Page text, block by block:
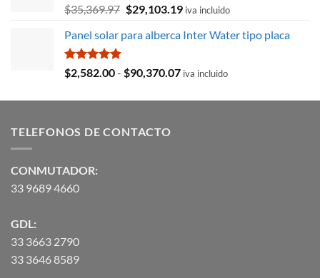
$35,369.97 El
original
$35,369.97.
$29,103.19El
actual
$29,103.19.
iva incluido
Panel solar para alberca Inter Water tipo placa
Valorado
con
$2,582.00- $90,370.07Rango
precios:
iva incluido
TELEFONOS DE CONTACTO
CONMUTADOR:
33 9689 4660
GDL:
33 3663 2790
33 3646 8589